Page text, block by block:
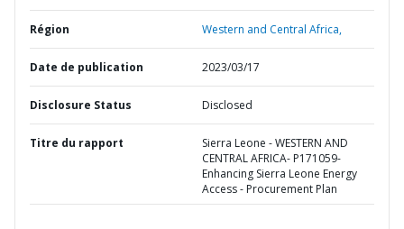
Région Western and Central Africa,
Date de publication 2023/03/17
Disclosure Status Disclosed
Titre du rapport
Sierra Leone - WESTERN AND
CENTRAL AFRICA- P171059-
Enhancing Sierra Leone Energy
Access - Procurement Plan